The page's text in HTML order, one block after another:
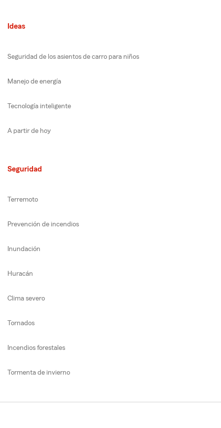
Ideas
Seguridad de los asientos de carro para niños
Manejo de energía
Tecnología inteligente
A partir de hoy
Seguridad
Terremoto
Prevención de incendios
Inundación
Huracán
Clima severo
Tornados
Incendios forestales
Tormenta de invierno